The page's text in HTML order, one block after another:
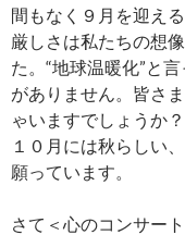
間もなく９月を迎え
厳しさは私たちの想
た。“地球温暖化”と
がありません。皆さ
ゃいますでしょうか？
１０月には秋らしい
願っています。
さて＜心のコンサー